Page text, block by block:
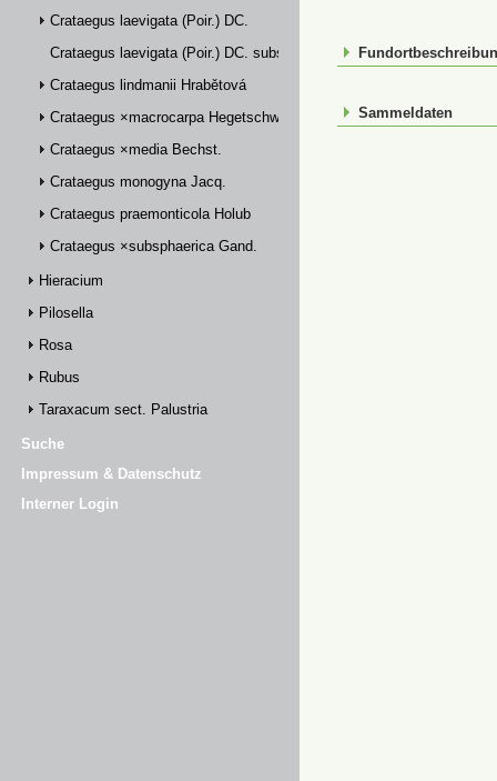
Crataegus laevigata (Poir.) DC.
Crataegus laevigata (Poir.) DC. subsp. palmstruchii (Lindm.) Franco
Crataegus lindmanii Hrabětová
Crataegus ×macrocarpa Hegetschw.
Crataegus ×media Bechst.
Crataegus monogyna Jacq.
Crataegus praemonticola Holub
Crataegus ×subsphaerica Gand.
Hieracium
Pilosella
Rosa
Rubus
Taraxacum sect. Palustria
Suche
Impressum & Datenschutz
Interner Login
Sammeldaten